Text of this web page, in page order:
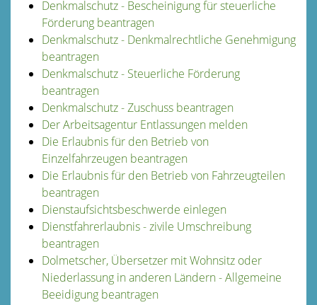
Denkmalschutz - Bescheinigung für steuerliche
Förderung beantragen
Denkmalschutz - Denkmalrechtliche Genehmigung
beantragen
Denkmalschutz - Steuerliche Förderung
beantragen
Denkmalschutz - Zuschuss beantragen
Der Arbeitsagentur Entlassungen melden
Die Erlaubnis für den Betrieb von
Einzelfahrzeugen beantragen
Die Erlaubnis für den Betrieb von Fahrzeugteilen
beantragen
Dienstaufsichtsbeschwerde einlegen
Dienstfahrerlaubnis - zivile Umschreibung
beantragen
Dolmetscher, Übersetzer mit Wohnsitz oder
Niederlassung in anderen Ländern - Allgemeine
Beeidigung beantragen